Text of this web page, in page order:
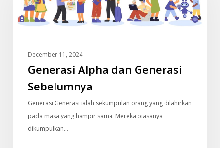
Generasi
Sebelumnya
December 11, 2024
Generasi Alpha dan Generasi
Sebelumnya
Generasi Generasi ialah sekumpulan orang yang dilahirkan
pada masa yang hampir sama. Mereka biasanya
dikumpulkan…